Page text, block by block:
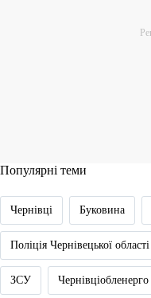
Популярні теми
Чернівці Буковина
Поліція Чернівецької області
ЗСУ Чернівціобленерго